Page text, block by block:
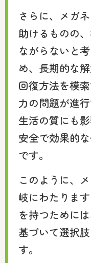
さらに、メガ
助けるものの
ながらないと
め、長期的な
回復方法を模
力の問題が進
生活の質にも
安全で効果的
です。
このように、
岐にわたりま
を持つために
基づいて選択
す。